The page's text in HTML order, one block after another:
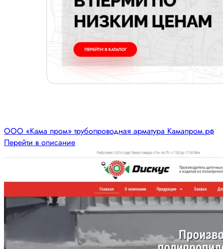
ООО «Кама пром» трубопроводная арматура Камапром.рф
Перейти в описание